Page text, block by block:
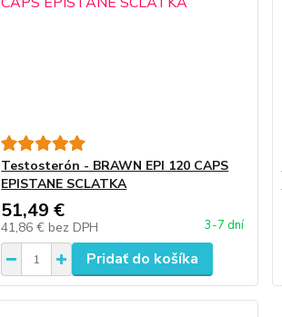
Testosterón - BRAWN EPI 120 CAPS
EPISTANE SCLATKA
51,49 €
41,86 € bez DPH 3-7 dní
Pridať do košíka